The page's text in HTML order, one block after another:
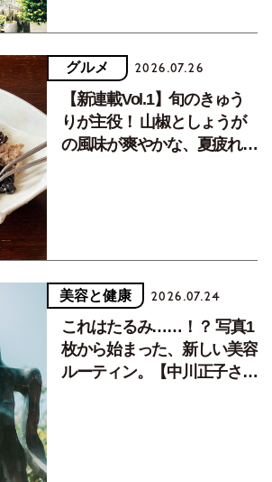
グルメ 2026.07.26
【新連載Vol.1】旬のきゅう
りが主役！ 山椒としょうが
の風味が爽やかな、夏疲れを
美容と健康 2026.07.24
これはたるみ……！？ 写真1
枚から始まった、新しい美容
ルーティン。【中川正子さん